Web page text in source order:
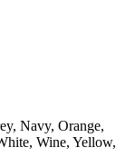
Navy, Orange,
Wine, Yellow,